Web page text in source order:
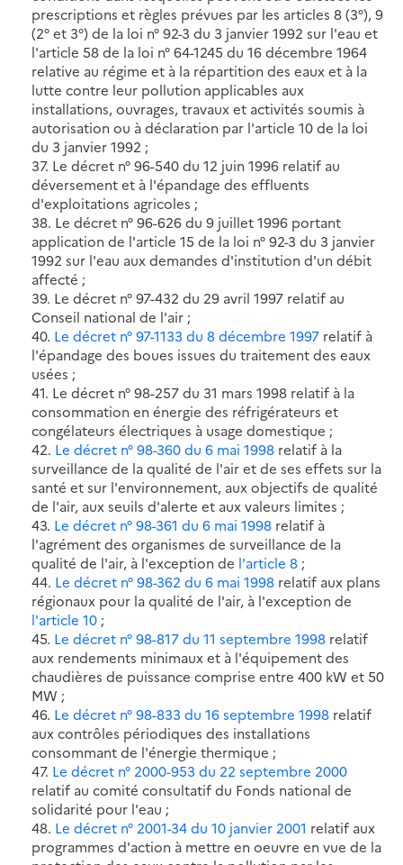
prescriptions et règles prévues par les articles 8 (3°), 9
(2° et 3°) de la loi n° 92-3 du 3 janvier 1992 sur l'eau et
l'article 58 de la loi n° 64-1245 du 16 décembre 1964
relative au régime et à la répartition des eaux et à la
lutte contre leur pollution applicables aux
installations, ouvrages, travaux et activités soumis à
autorisation ou à déclaration par l'article 10 de la loi
du 3 janvier 1992 ;
37. Le décret n° 96-540 du 12 juin 1996 relatif au
déversement et à l'épandage des effluents
d'exploitations agricoles ;
38. Le décret n° 96-626 du 9 juillet 1996 portant
application de l'article 15 de la loi n° 92-3 du 3 janvier
1992 sur l'eau aux demandes d'institution d'un débit
affecté ;
39. Le décret n° 97-432 du 29 avril 1997 relatif au
Conseil national de l'air ;
40. Le décret n° 97-1133 du 8 décembre 1997 relatif à
l'épandage des boues issues du traitement des eaux
usées ;
41. Le décret n° 98-257 du 31 mars 1998 relatif à la
consommation en énergie des réfrigérateurs et
congélateurs électriques à usage domestique ;
42. Le décret n° 98-360 du 6 mai 1998 relatif à la
surveillance de la qualité de l'air et de ses effets sur la
santé et sur l'environnement, aux objectifs de qualité
de l'air, aux seuils d'alerte et aux valeurs limites ;
43. Le décret n° 98-361 du 6 mai 1998 relatif à
l'agrément des organismes de surveillance de la
qualité de l'air, à l'exception de l'article 8 ;
44. Le décret n° 98-362 du 6 mai 1998 relatif aux plans
régionaux pour la qualité de l'air, à l'exception de
l'article 10 ;
45. Le décret n° 98-817 du 11 septembre 1998 relatif
aux rendements minimaux et à l'équipement des
chaudières de puissance comprise entre 400 kW et 50
MW ;
46. Le décret n° 98-833 du 16 septembre 1998 relatif
aux contrôles périodiques des installations
consommant de l'énergie thermique ;
47. Le décret n° 2000-953 du 22 septembre 2000
relatif au comité consultatif du Fonds national de
solidarité pour l'eau ;
48. Le décret n° 2001-34 du 10 janvier 2001 relatif aux
programmes d'action à mettre en oeuvre en vue de la